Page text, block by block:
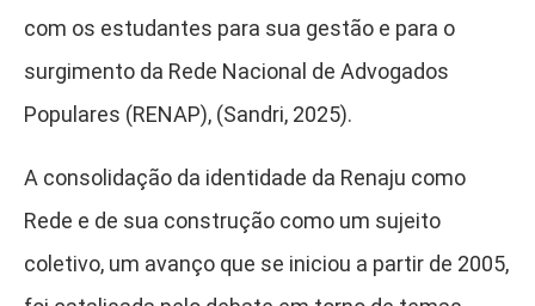
com os estudantes para sua gestão e para o
surgimento da Rede Nacional de Advogados
Populares (RENAP), (Sandri, 2025).
A consolidação da identidade da Renaju como
Rede e de sua construção como um sujeito
coletivo, um avanço que se iniciou a partir de 2005,